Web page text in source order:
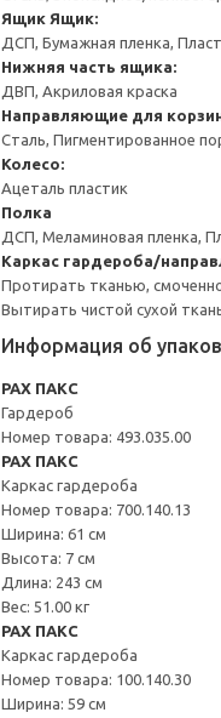
Ящик Ящик:
ДСП, Бумажная пленка,
Нижняя часть ящика:
ДВП, Акриловая краска
Направляющие для
Сталь, Пигментированное
Колесо:
Ацеталь пластик
Полка
ДСП, Меламиновая пленка,
Каркас гардероба/
Протирать тканью,
Вытирать чистой сухой
Информация об
PAX ПАКС
Гардероб
Номер товара: 493.035.00
PAX ПАКС
Каркас гардероба
Номер товара: 700.140.13
Ширина: 61 см
Высота: 7 см
Длина: 243 см
Вес: 51.00 кг
PAX ПАКС
Каркас гардероба
Номер товара: 100.140.30
Ширина: 59 см